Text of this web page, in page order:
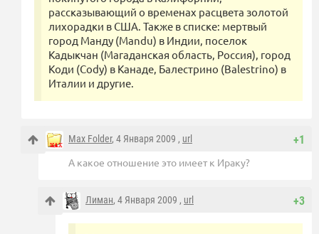
рассказывающий о временах расцвета золотой
лихорадки в США. Также в списке: мертвый
город Манду (Mandu) в Индии, поселок
Кадыкчан (Магаданская область, Россия), город
Коди (Cody) в Канаде, Балестрино (Balestrino) в
Италии и другие.
+1
Max Folder, 4 Января 2009 , url
А какое отношение это имеет к Ираку?
+3
Лиман, 4 Января 2009 , url